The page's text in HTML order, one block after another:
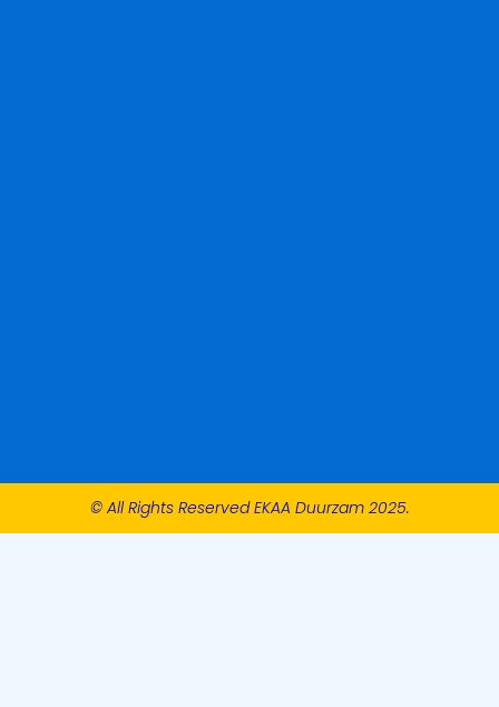
© All Rights Reserved EKAA Duurzam 2025.